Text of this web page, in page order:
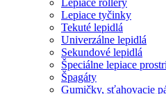
Lepiace rollery
Lepiace tyčinky
Tekuté lepidlá
Univerzálne lepidlá
Sekundové lepidlá
Špeciálne lepiace
Špagáty
Gumičky, sťahovacie